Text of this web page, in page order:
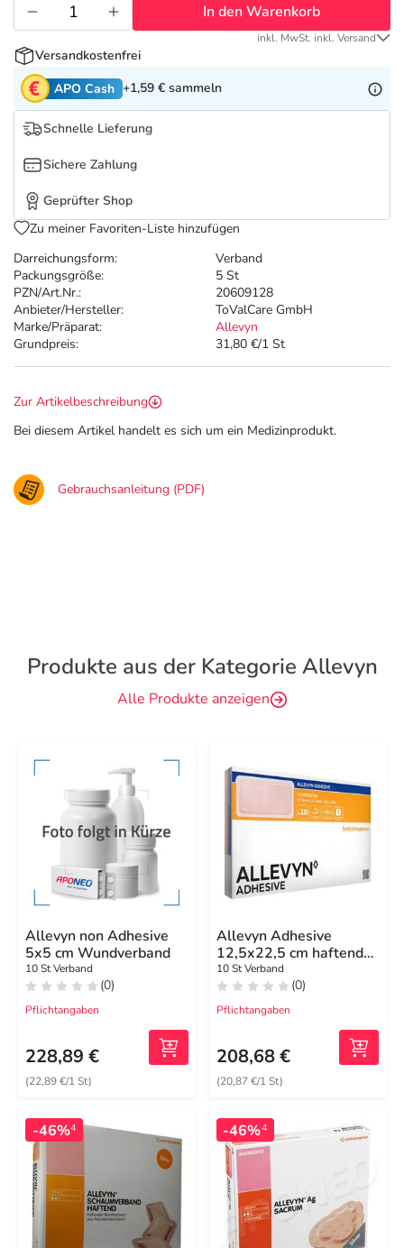
Tierapotheke
Vitamine & Mineralstoffe
Marken
Salus Deals
Darreichungsform:
Verband
Packungsgröße:
5 St
PZN/Art.Nr.:
20609128
Anbieter/Hersteller:
ToValCare GmbH
Marke/Präparat:
Allevyn
Grundpreis:
31,80 €/1 St
In den Warenkorb
inkl. MwSt. inkl. Versand
Versandkostenfrei
APO Cash +1,59 € sammeln
Schnelle Lieferung
Sichere Zahlung
Geprüfter Shop
Zu meiner Favoriten-Liste hinzufügen
Zur Artikelbeschreibung
Bei diesem Artikel handelt es sich um ein Medizinprodukt.
Gebrauchsanleitung (PDF)
Produkte aus der Kategorie Allevyn
Alle Produkte anzeigen
Allevyn non Adhesive
5x5 cm Wundverband
10 St Verband
(0)
Pflichtangaben
228,89 €
(22,89 €/1 St)
Allevyn Adhesive
12,5x22,5 cm haftende
Wundauflage
10 St Verband
(0)
Pflichtangaben
208,68 €
(20,87 €/1 St)
-46%4 -46%4